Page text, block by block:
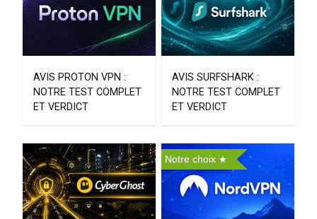
AVIS PROTON VPN :
NOTRE TEST COMPLET
ET VERDICT
AVIS SURFSHARK :
NOTRE TEST COMPLET
ET VERDICT
Notre choix